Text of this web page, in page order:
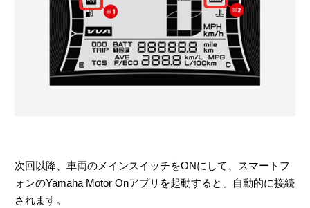
次回以降、車両のメインスイッチをONにして、スマートフ
ォンのYamaha Motor Onアプリを起動すると、自動的に接続
されます。